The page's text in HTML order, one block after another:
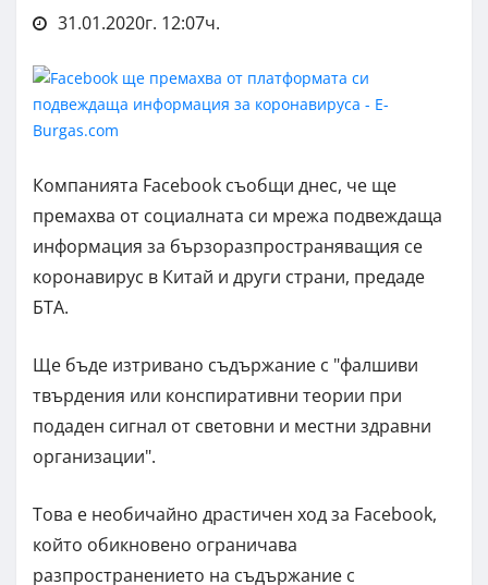
31.01.2020г. 12:07ч.
Компанията Facebook съобщи днес, че ще
премахва от социалната си мрежа подвеждаща
информация за бързоразпространяващия се
коронавирус в Китай и други страни, предаде
БТА.
Ще бъде изтривано съдържание с "фалшиви
твърдения или конспиративни теории при
подаден сигнал от световни и местни здравни
организации".
Това е необичайно драстичен ход за Facebook,
който обикновено ограничава
разпространението на съдържание с